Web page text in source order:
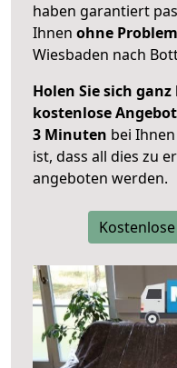
haben garantiert
Ihnen ohne
Wiesbaden nach
Holen Sie sich
kostenlose
3 Minuten bei
ist, dass all dies zu
angeboten werden.